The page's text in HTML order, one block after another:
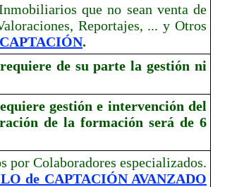
que no sean venta de
Reportajes, ... y Otros
.
de su parte la gestión ni
gestión e intervención del
de la formación será de 6
Colaboradores especializados.
de CAPTACIÓN AVANZADO